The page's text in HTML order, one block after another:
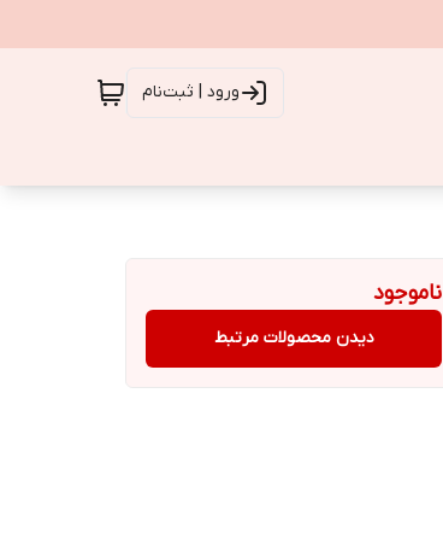
ورود | ثبت‌نام
ناموجود
دیدن محصولات مرتبط